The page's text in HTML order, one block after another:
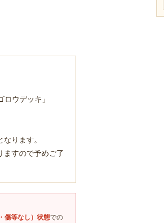
ウデッキ」
ります。
ますので予めご了
傷等なし）状態での